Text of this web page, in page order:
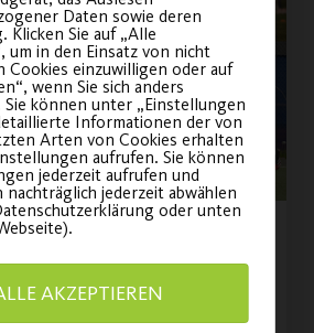
des
Sportbetriebs
Daten sowie deren
Klicken Sie auf „Alle
um in den Einsatz von nicht
Cookies einzuwilligen oder auf
wenn Sie sich anders
Sie können unter „Einstellungen
Informationen der von
Arten von Cookies erhalten
aufrufen. Sie können
jederzeit aufrufen und
nachträglich jederzeit abwählen
oder unten
AKZEPTIEREN
dir
Ticket für
am21. November
dabei und feiere